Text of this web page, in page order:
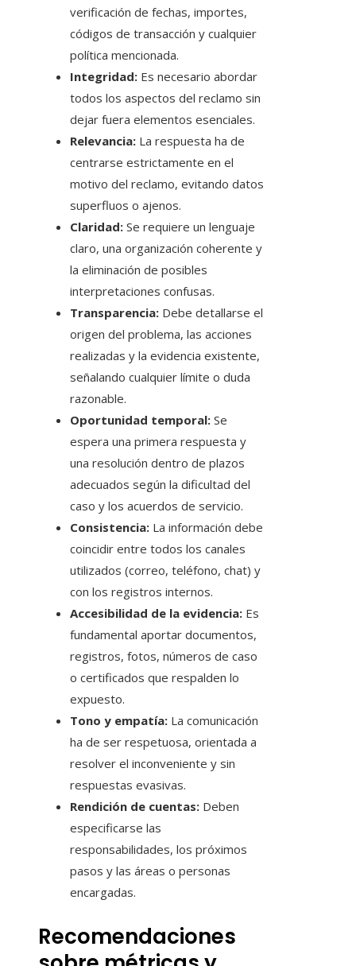
verificación de fechas, importes,
códigos de transacción y cualquier
política mencionada.
Integridad: Es necesario abordar
todos los aspectos del reclamo sin
dejar fuera elementos esenciales.
Relevancia: La respuesta ha de
centrarse estrictamente en el
motivo del reclamo, evitando datos
superfluos o ajenos.
Claridad: Se requiere un lenguaje
claro, una organización coherente y
la eliminación de posibles
interpretaciones confusas.
Transparencia: Debe detallarse el
origen del problema, las acciones
realizadas y la evidencia existente,
señalando cualquier límite o duda
razonable.
Oportunidad temporal: Se
espera una primera respuesta y
una resolución dentro de plazos
adecuados según la dificultad del
caso y los acuerdos de servicio.
Consistencia: La información debe
coincidir entre todos los canales
utilizados (correo, teléfono, chat) y
con los registros internos.
Accesibilidad de la evidencia: Es
fundamental aportar documentos,
registros, fotos, números de caso
o certificados que respalden lo
expuesto.
Tono y empatía: La comunicación
ha de ser respetuosa, orientada a
resolver el inconveniente y sin
respuestas evasivas.
Rendición de cuentas: Deben
especificarse las
responsabilidades, los próximos
pasos y las áreas o personas
encargadas.
Recomendaciones